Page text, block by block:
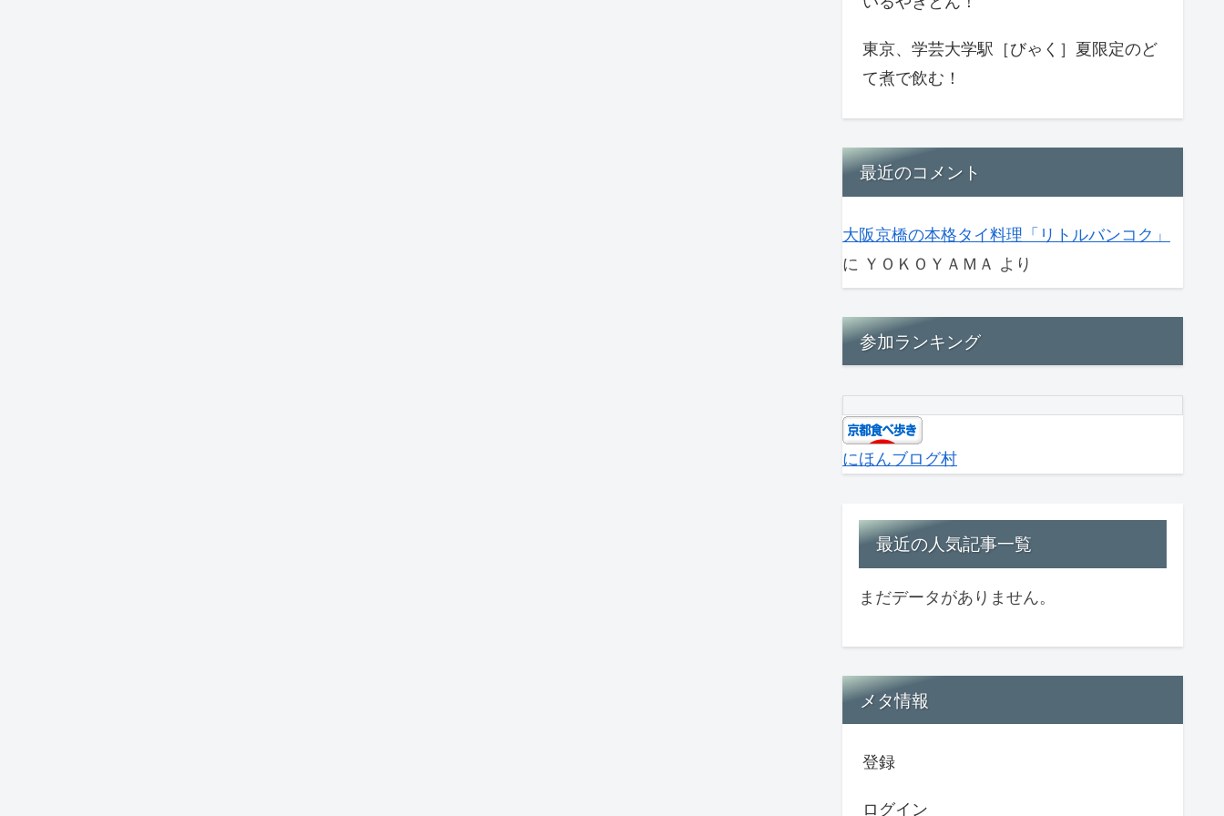
東京、学芸大学駅［びゃく］夏限定のど
て煮で飲む！
最近のコメント
大阪京橋の本格タイ料理「リトルバンコク」
に ＹＯＫＯＹＡＭＡ より
参加ランキング
にほんブログ村
最近の人気記事一覧
まだデータがありません。
メタ情報
登録
ログイン